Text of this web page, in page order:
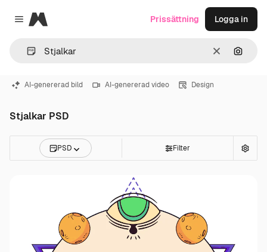
Close menu
Magnific
RensaSök
Prissättning Logga in
AI-genererad bild AI-genererad video Design
Stjalkar PSD
PSD Filter